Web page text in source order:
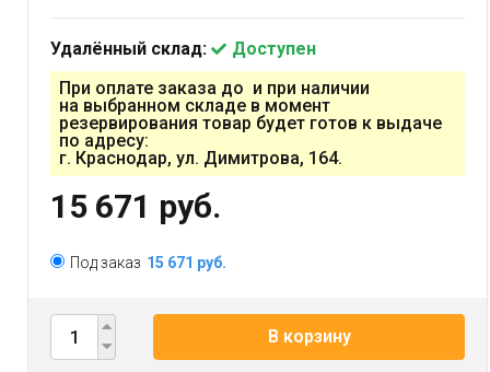
Удалённый склад:
Доступен
При оплате заказа до и при наличии
на выбранном складе в момент
резервирования товар будет готов к выдаче
по адресу:
г. Краснодар, ул. Димитрова, 164.
15 671 руб.
Под заказ 15 671 руб.
В корзину